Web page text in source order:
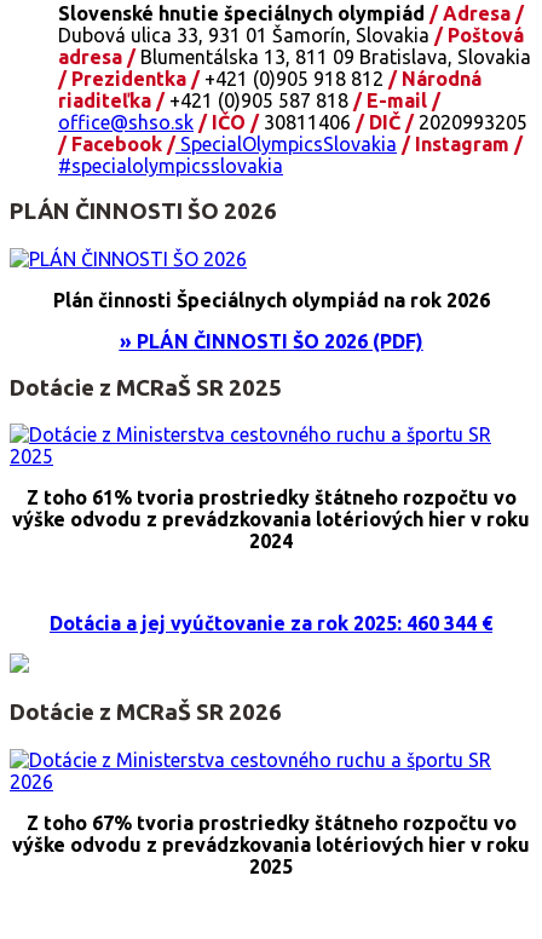
Slovenské hnutie špeciálnych olympiád / Adresa /
Dubová ulica 33, 931 01 Šamorín, Slovakia / Poštová
adresa /Blumentálska 13, 811 09 Bratislava, Slovakia
/ Prezidentka /+421 (0)905 918 812 / Národná
riaditeľka /+421 (0)905 587 818 / E-mail /
office@shso.sk / IČO /30811406 / DIČ /2020993205
/ Facebook /SpecialOlympicsSlovakia / Instagram /
#specialolympicsslovakia
PLÁN ČINNOSTI ŠO 2026
Plán činnosti Špeciálnych olympiád na rok 2026
» PLÁN ČINNOSTI ŠO 2026 (PDF)
Dotácie z MCRaŠ SR 2025
Z toho 61% tvoria prostriedky štátneho rozpočtu vo
výške odvodu z prevádzkovania lotériových hier v roku
2024
Dotácia a jej vyúčtovanie za rok 2025: 460 344 €
Dotácie z MCRaŠ SR 2026
Z toho 67% tvoria prostriedky štátneho rozpočtu vo
výške odvodu z prevádzkovania lotériových hier v roku
2025